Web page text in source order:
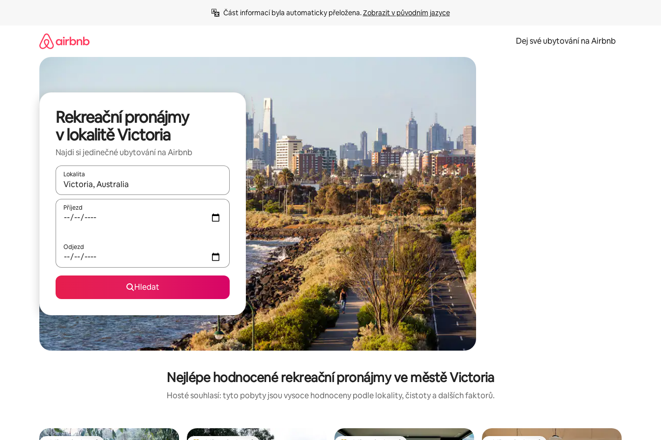
Část informací byla automaticky přeložena. Zobrazit v původním jazyce
Dej své ubytování na Airbnb
Rekreační pronájmy
v lokalitě Victoria
Najdi si jedinečné ubytování na Airbnb
Lokalita
Až budou výsledky k dispozici, můžeš si je procházet pomocí šipek nahoru a dolů, dotykem nebo přejetím prstem.
Příjezd
Odjezd
Hledat
Nejlépe hodnocené rekreační pronájmy ve městě Victoria
Hosté souhlasí: tyto pobyty jsou vysoce hodnoceny podle lokality, čistoty a dalších faktorů.